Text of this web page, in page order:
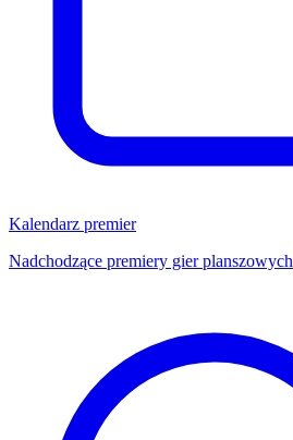
Kalendarz premier
Nadchodzące premiery gier planszowych